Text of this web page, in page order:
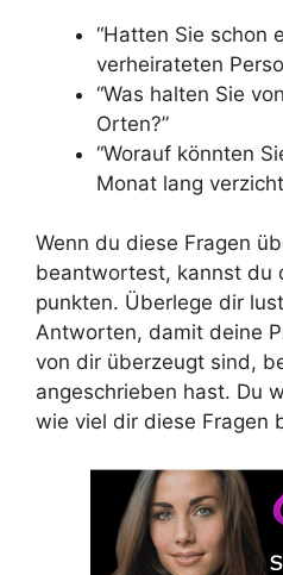
“Hatten Sie schon
verheirateten
“Was halten Sie
Orten?”
“Worauf könnten
Monat lang
Wenn du diese Fragen
beantwortest, kannst du
punkten. Überlege dir
Antworten, damit deine
von dir überzeugt sind,
angeschrieben hast. Du
wie viel dir diese Fragen